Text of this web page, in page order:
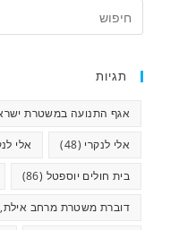
תגיות
אגף התנועה במשטרת
אלי לנקרי (48) אלי
בית חולים יוספטל (86)
דוברת משטרת מרחב